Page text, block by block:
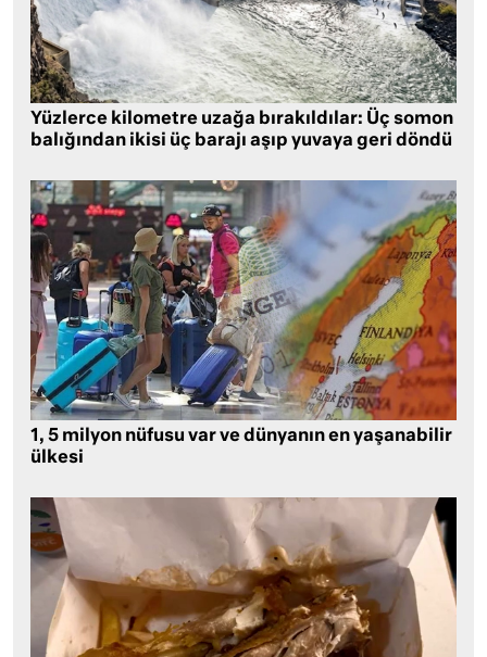
Yüzlerce kilometre uzağa bırakıldılar: Üç somon
balığından ikisi üç barajı aşıp yuvaya geri döndü
1, 5 milyon nüfusu var ve dünyanın en yaşanabilir
ülkesi